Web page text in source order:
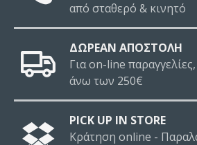
από σταθερό & κινητό
ΔΩΡΕΑΝ ΑΠΟΣΤΟΛΗ
Για on-line
άνω των 250€
PICK UP IN STORE
Κράτηση online -